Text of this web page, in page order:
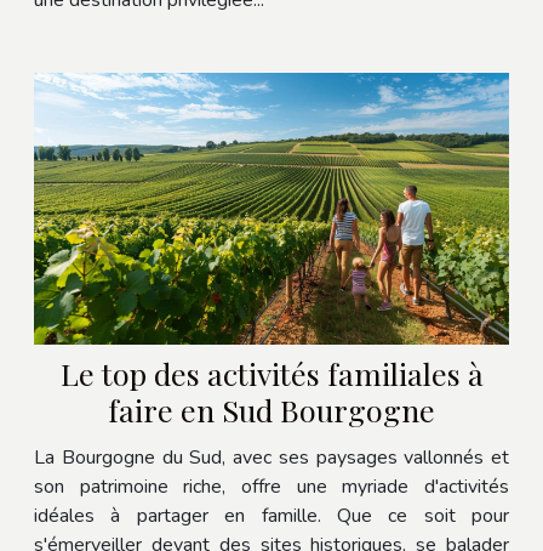
Le top des activités familiales à
faire en Sud Bourgogne
La Bourgogne du Sud, avec ses paysages vallonnés et
son patrimoine riche, offre une myriade d'activités
idéales à partager en famille. Que ce soit pour
s'émerveiller devant des sites historiques, se balader